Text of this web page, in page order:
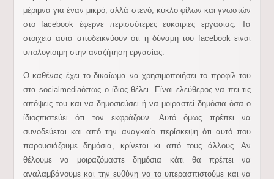
μέριμνα για έναν μικρό, αλλά στενό, κύκλο φίλων και γνωστών
στο facebook έφερνε περισσότερες ευκαιρίες εργασίας. Τα
στοιχεία αυτά αποδεικνύουν ότι η δύναμη του facebook είναι
υπολογίσιμη στην αναζήτηση εργασίας.
Ο καθένας έχει το δικαίωμα να χρησιμοποιήσει το προφίλ του
στα socialmediaόπως ο ίδιος θέλει. Είναι ελεύθερος να πει τις
απόψεις του και να δημοσιεύσει ή να μοιραστεί δημόσια όσα ο
ίδιοςπιστεύει ότι τον εκφράζουν. Αυτό όμως πρέπει να
συνοδεύεται και από την αναγκαία περίσκεψη ότι αυτό που
παρουσιάζουμε δημόσια, κρίνεται κι από τους άλλους. Αν
θέλουμε να μοιραζόμαστε δημόσια κάτι θα πρέπει να
αναλαμβάνουμε και την ευθύνη να το υπερασπιστούμε και να